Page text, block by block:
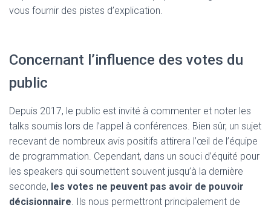
vous fournir des pistes d’explication.
Concernant l’influence des votes du
public
Depuis 2017, le public est invité à commenter et noter les
talks soumis lors de l’appel à conférences. Bien sûr, un sujet
recevant de nombreux avis positifs attirera l’œil de l’équipe
de programmation. Cependant, dans un souci d’équité pour
les speakers qui soumettent souvent jusqu’à la dernière
seconde, les votes ne peuvent pas avoir de pouvoir
décisionnaire. Ils nous permettront principalement de